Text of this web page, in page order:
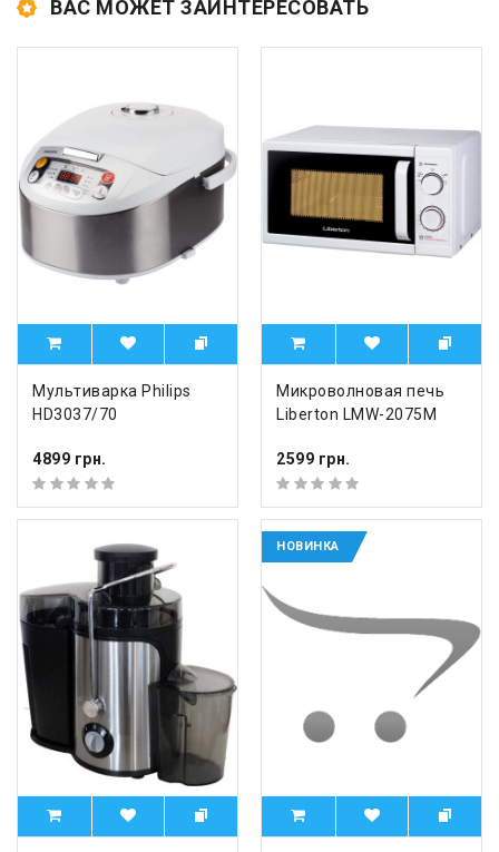
ВАС МОЖЕТ ЗАИНТЕРЕСОВАТЬ
Мультиварка Philips
HD3037/70
4899 грн.
Микроволновая печь
Liberton LMW-2075M
2599 грн.
НОВИНКА